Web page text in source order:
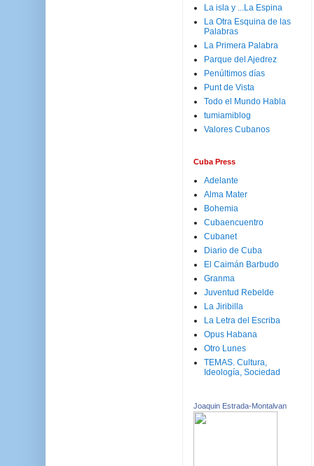
La isla y ...La Espina
La Otra Esquina de las
Palabras
La Primera Palabra
Parque del Ajedrez
Penúltimos días
Punt de Vista
Todo el Mundo Habla
tumiamiblog
Valores Cubanos
Cuba Press
Adelante
Alma Mater
Bohemia
Cubaencuentro
Cubanet
Diario de Cuba
El Caimán Barbudo
Granma
Juventud Rebelde
La Jiribilla
La Letra del Escriba
Opus Habana
Otro Lunes
TEMAS. Cultura,
Ideología, Sociedad
Joaquin Estrada-Montalvan